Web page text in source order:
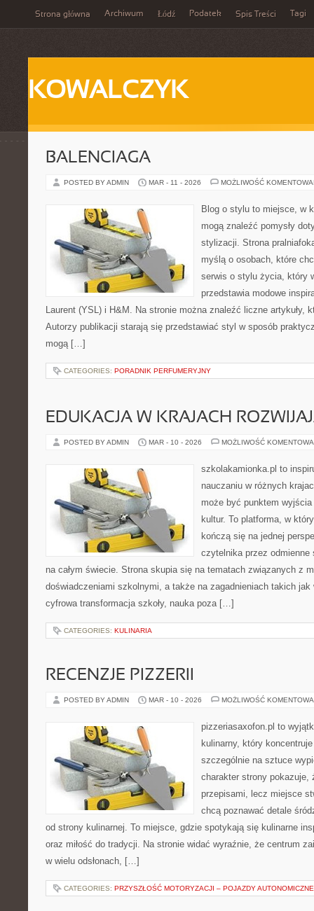
Strona główna Archiwum Łódź Podatek Spis Treści Tagi
KOWALCZYK
BALENCIAGA
POSTED BY ADMIN MAR - 11 - 2026 MOŻLIWOŚĆ
Blog o stylu to miejsce, w
mogą znaleźć pomysły
stylizacji. Strona
myślą o osobach, które
serwis o stylu życia, który
przedstawia modowe
Laurent (YSL) i H&M. Na stronie można znaleźć liczne artykuły,
Autorzy publikacji starają się przedstawiać styl w sposób
mogą […]
CATEGORIES: PORADNIK PERFUMERYJNY
EDUKACJA W KRAJACH
POSTED BY ADMIN MAR - 10 - 2026 MOŻLIWOŚĆ
szkolakamionka.pl to
nauczaniu w różnych
może być punktem
kultur. To platforma, w
kończą się na jednej
czytelnika przez odmienne
na całym świecie. Strona skupia się na tematach związanych z
doświadczeniami szkolnymi, a także na zagadnieniach takich jak
cyfrowa transformacja szkoły, nauka poza […]
CATEGORIES: KULINARIA
RECENZJE PIZZERII
POSTED BY ADMIN MAR - 10 - 2026 MOŻLIWOŚĆ
pizzeriasaxofon.pl to
kulinarny, który
szczególnie na sztuce
charakter strony pokazuje,
przepisami, lecz miejsce
chcą poznawać detale
od strony kulinarnej. To miejsce, gdzie spotykają się kulinarne
oraz miłość do tradycji. Na stronie widać wyraźnie, że centrum
w wielu odsłonach, […]
CATEGORIES: PRZYSZŁOŚĆ MOTORYZACJI – POJAZDY AUTONOMICZNE